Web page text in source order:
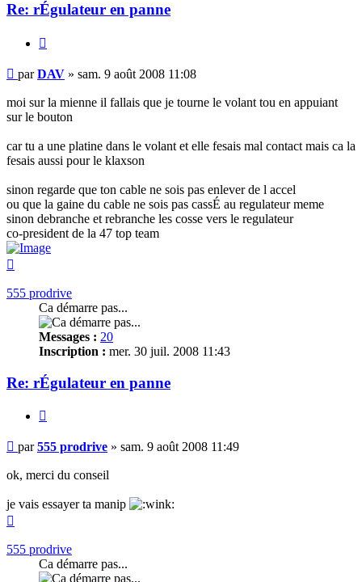
Re: rÉgulateur en panne
Message
non
lu
parDAV » sam. 9 août 2008 11:08
moi sur la mienne il fallais que je tourne le volant tou en appuiant
sur le bouton
car tu a une platine dans le volant et elle fesais mal contact mais ca la
fesais aussi pour le klaxson
sinon regarde que ton cable ne sois pas enlever de l accel
ou que la gaine du cable ne sois pas cassÉ au regulateur meme
sinon debranche et rebranche les cosse vers le regulateur
co-president de la 47 top team
555 prodrive
Ca démarre pas...
Messages : 20
Inscription : mer. 30 juil. 2008 11:43
Re: rÉgulateur en panne
Message
non
lu
par555 prodrive » sam. 9 août 2008 11:49
ok, merci du conseil
je vais essayer ta manip
555 prodrive
Ca démarre pas...